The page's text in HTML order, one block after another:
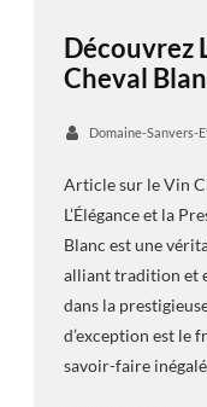
Découvrez
Cheval
Domaine-Sanvers-
Article sur le Vin
L’Élégance et la
Blanc est une
alliant tradition et
dans la
d’exception est le
savoir-faire